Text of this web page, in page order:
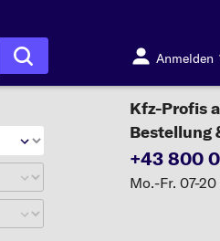
Anmelden
Kfz-Profis
Bestellung
+43 800
Mo.-Fr. 07-